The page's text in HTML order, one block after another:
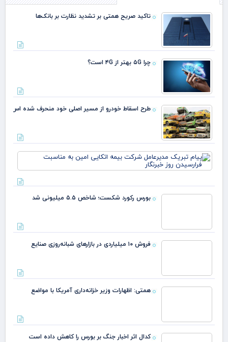
تاکید صریح همتی بر تشدید نظارت بر بانک‌ها
چرا ۵G بهتر از ۴G است؟
طرح اسقاط خودرو از مسیر اصلی خود منحرف شده اس
بورس رکورد شکست؛ شاخص ۵.۵ میلیونی شد
شبانه‌روزی
صنایع
جنگ بر بورس را
کاهش داده است
فروش بی‌وای‌دی شتاب گرفت